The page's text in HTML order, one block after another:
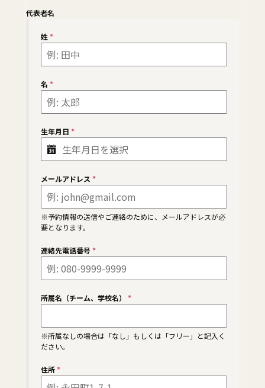
代表者名
姓*
名 *
生年月日 *
メールアドレス *
※予約情報の送信やご連絡のために、メールアドレスが必
要となります。
連絡先電話番号 *
所属名（チーム、学校名） *
※所属なしの場合は「なし」もしくは「フリー」と記入く
ださい。
住所*